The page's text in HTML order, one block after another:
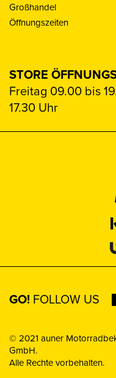
Großhandel
Öffnungszeiten
STORE
Freitag 09.00 bis
17.30 Uhr
GO! FOLLOW US
© 2021 auner
GmbH.
Alle Rechte vorbehalten.